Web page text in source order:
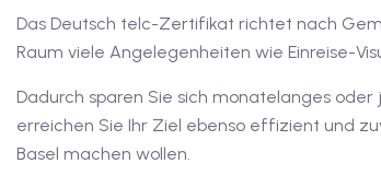
Das Deutsch telc-Zertifikat richtet nach
Raum viele Angelegenheiten wie Einreise-
Dadurch sparen Sie sich monatelanges
erreichen Sie Ihr Ziel ebenso effizient und
Basel machen wollen.